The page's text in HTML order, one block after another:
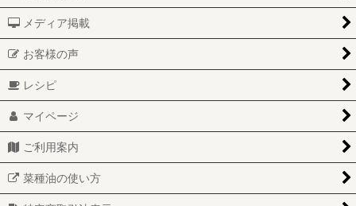
メディア掲載
お客様の声
レシピ
マイページ
ご利用案内
菜種油の使い方